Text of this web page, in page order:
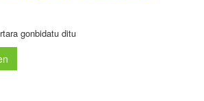
gonbidatu ditu